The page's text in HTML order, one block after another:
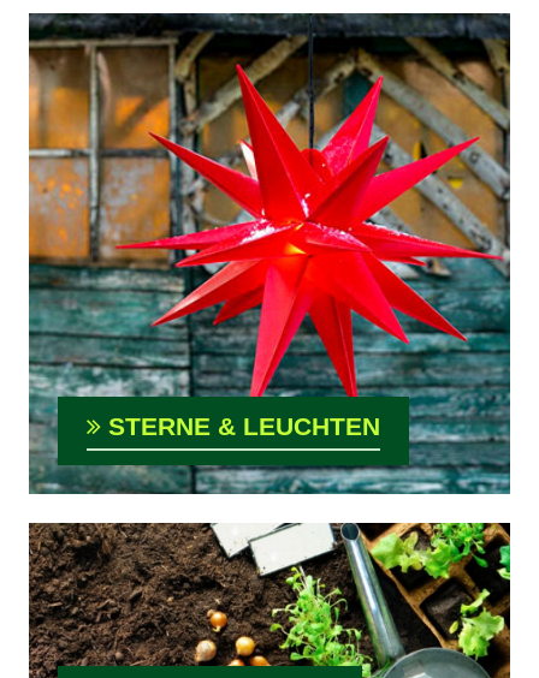
STERNE & LEUCHTEN